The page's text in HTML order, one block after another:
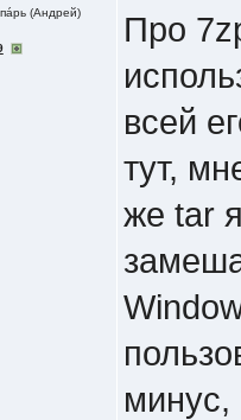
(Андрей)
Про
всей
тут,
же tar
минус,